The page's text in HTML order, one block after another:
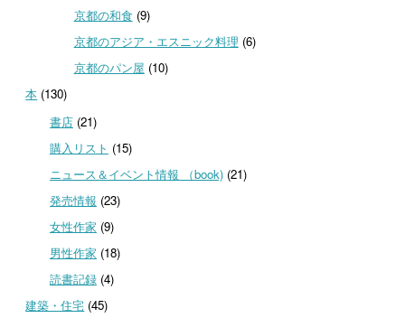
京都の和食 (9)
京都のアジア・エスニック料理 (6)
京都のパン屋 (10)
本 (130)
書店(21)
購入リスト (15)
ニュース＆イベント情報 （book)(21)
発売情報 (23)
女性作家 (9)
男性作家 (18)
読書記録(4)
建築・住宅 (45)